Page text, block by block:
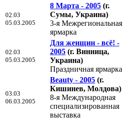
02.03
05.03.2005
8 Марта - 2005 (г.
Сумы, Украина)
3-я Межрегиональная
ярмарка
02.03
05.03.2005
Для женщин - всё! -
2005 (г. Винница,
Украина)
Праздничная ярмарка
03.03
06.03.2005
Beauty - 2005 (г.
Кишинев, Молдова)
8-я Международная
специализированная
выставка